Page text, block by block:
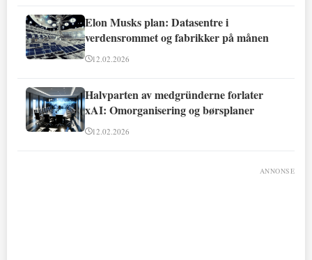
Elon Musks plan: Datasentre i
verdensrommet og fabrikker på månen
12.02.2026
Halvparten av medgründerne forlater
xAI: Omorganisering og børsplaner
12.02.2026
ANNONSE